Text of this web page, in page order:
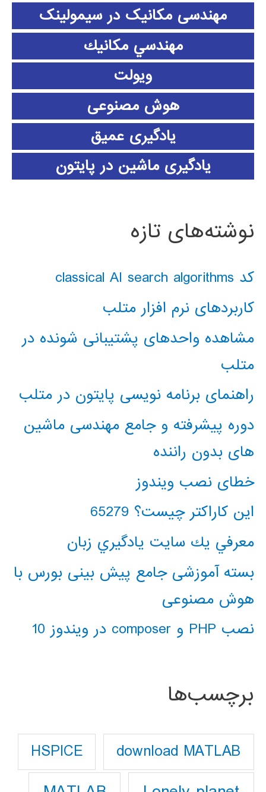
مهندسی مکانیک در سیمولینک
مهندسي مكانيك
ویولت
هوش مصنوعی
یادگیری عمیق
یادگیری ماشین در پایتون
نوشته‌های تازه
کد classical AI search algorithms
کاربردهای نرم افزار متلب
مشاهده واحدهای پشتیبانی شونده در
متلب
راهنمای برنامه نویسی پایتون در متلب
دوره پیشرفته و جامع مهندسی ماشین
های بدون راننده
خطای نصب ویندوز
این کاراکتر چیست؟ 65279
معرفي يك سايت يادگيري زبان
بسته آموزشی جامع پیش بینی بورس با
هوش مصنوعی
نصب PHP و composer در ویندوز 10
برچسب‌ها
download MATLAB
HSPICE